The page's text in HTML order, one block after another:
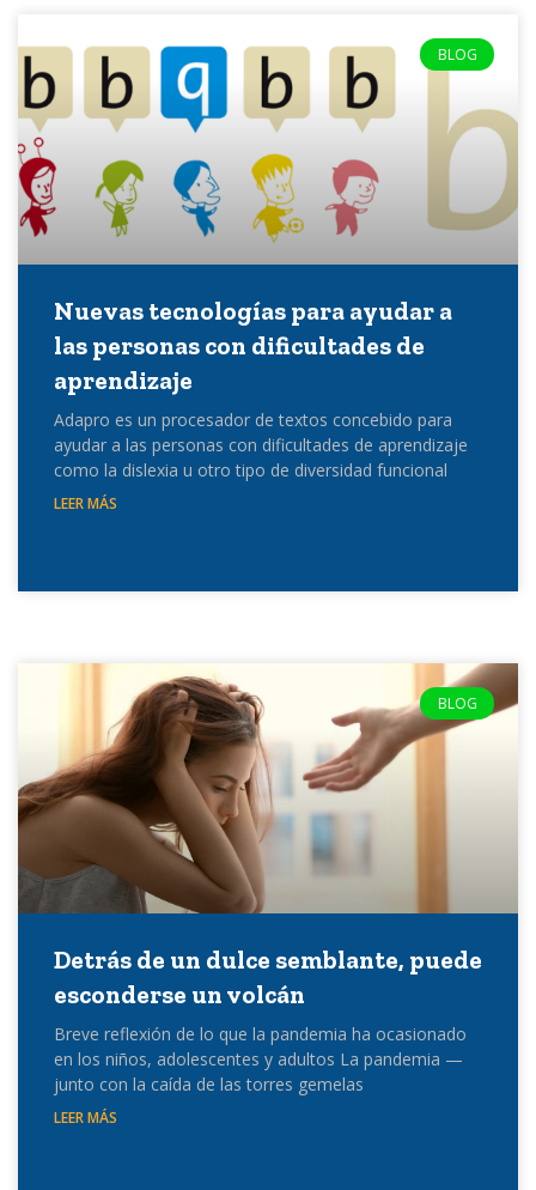
BLOG
Nuevas tecnologías para ayudar a
las personas con dificultades de
aprendizaje
Adapro es un procesador de textos concebido para
ayudar a las personas con dificultades de aprendizaje
como la dislexia u otro tipo de diversidad funcional
LEER MÁS
BLOG
Detrás de un dulce semblante, puede
esconderse un volcán
Breve reflexión de lo que la pandemia ha ocasionado
en los niños, adolescentes y adultos La pandemia —
junto con la caída de las torres gemelas
LEER MÁS